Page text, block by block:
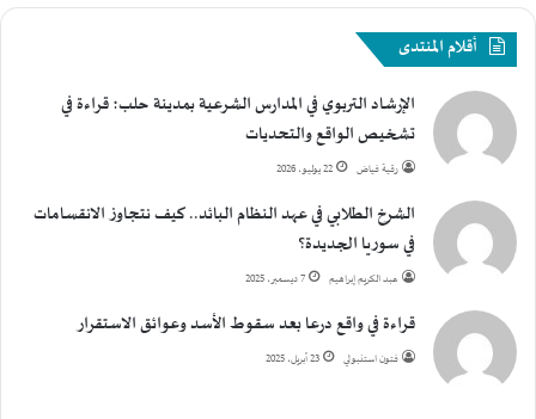
أقلام المنتدى
الإرشاد التربوي في المدارس الشرعية بمدينة حلب؛ قراءة في
تشخيص الواقع والتحديات
رقية فياض 22 يوليو، 2026
الشرخ الطلابي في عهد النظام البائد.. كيف نتجاوز الانقسامات
في سوريا الجديدة؟
عبد الكريم إبراهيم 7 ديسمبر، 2025
قراءة في واقع درعا بعد سقوط الأسد وعوائق الاستقرار
فتون استنبولي 23 أبريل، 2025